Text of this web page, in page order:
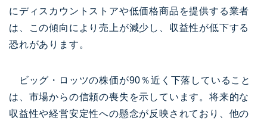
にディスカウントストアや低価格商品を提供する業者
は、この傾向により売上が減少し、収益性が低下する
恐れがあります。
ビッグ・ロッツの株価が90％近く下落していること
は、市場からの信頼の喪失を示しています。将来的な
収益性や経営安定性への懸念が反映されており、他の